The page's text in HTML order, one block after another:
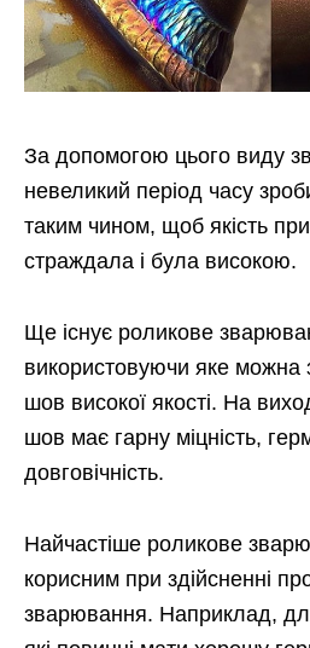
За допомогою цього виду
невеликий період часу
таким чином, щоб якість
страждала і була високою.
Ще існує роликове
використовуючи яке можна
шов високої якості. На
шов має гарну міцність,
довговічність.
Найчастіше роликове
корисним при здійсненні
зварювання. Наприклад,